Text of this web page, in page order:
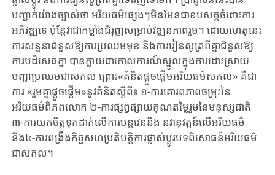
បញ្ជាក់យ៉ាងច្បាស់ថា អរិយធម៌ផ្សេងៗមិនមែនជាឧបសគ្គចំពោះការ
អភិវឌ្ឍទេ ប៉ុន្តែវាជាកម្លាំងជំរុញសម្រាប់វឌ្ឍនភាពរួម។ ដោយហេតុនេះ
ការសន្ទនាជំនួសឱ្យការប្រឈមមុខ និងការរៀនសូត្រពីគ្នាជំនួសឱ្យ
ការបដិសេធគ្នា បានក្លាយជាគោលការណ៍ស្នូលក្នុងការដោះស្រាយ
បញ្ហាប្រឈមជាសកល ព្រោះ«គំនិតផ្តួចផ្តើមអរិយធម៌សកល» គឺជា
ការ «រួមគ្នាផ្តួចផ្តើម»នូវគំនិតស្តីពី៖ ១-ការគោរពភាពចម្រុះនៃ
អរិយធម៌ពិភពលោក ២-ការផ្សព្វផ្សាយគុណតម្លៃរួមនៃមនុស្សជាតិ
៣-ការយកចិត្តទុកដាក់លើការបន្តវេននិង នវានុវត្តន៍លើអរិយធម៌
និង៤-ការពង្រឹងកិច្ចសហប្រតិបត្តិការផ្លាស់ប្ដូរបទពិសោធន៍អរិយធម៌
ជាសកល។